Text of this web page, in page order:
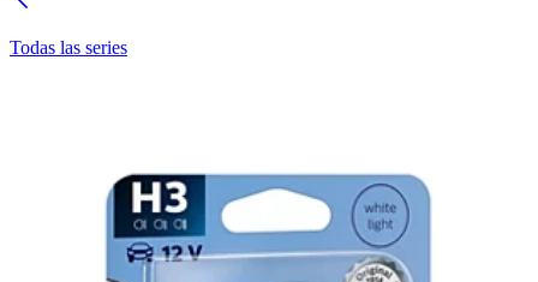
Todas las series